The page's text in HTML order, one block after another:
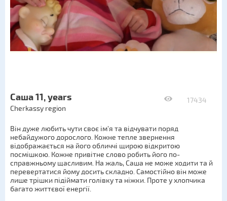
17434
Саша 11, years
Cherkassy region
Він дуже любить чути своє ім’я та відчувати поряд
небайдужого дорослого. Кожне тепле звернення
відображається на його обличчі щирою відкритою
посмішкою. Кожне привітне слово робить його по-
справжньому щасливим. На жаль, Саша не може ходити та й
перевертатися йому досить складно. Самостійно він може
лише трішки підіймати голівку та ніжки. Проте у хлопчика
багато життєвої енергії.